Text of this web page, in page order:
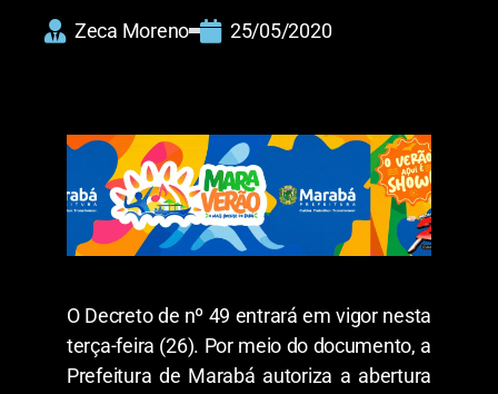
Zeca Moreno 25/05/2020
O Decreto de nº 49 entrará em vigor nesta
terça-feira (26). Por meio do documento, a
Prefeitura de Marabá autoriza a abertura